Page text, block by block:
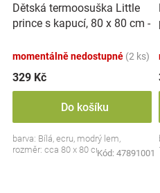
Dětská termoosuška Little
prince s kapucí, 80 x 80 cm -
momentálně nedostupné (2 ks)
329 Kč
Do košíku
barva: Bílá, ecru, modrý lem,
rozměr: cca 80 x 80 cmKód: 47891001